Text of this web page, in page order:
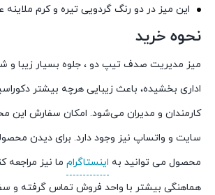
این میز در دو رنگ گردویی تیره و کرم
نحوه خرید
میز مدیریت صدف تیپ دو ، جلوه بسیار زیبا و
اداری بخشیده، باعث زیبایی هرچه بیشتر
کارمندان و مدیران می‌شود. امکان سفارش این
سایت و واتساپ نیز وجود دارد. برای دیدن
محصول می توانید به اینستاگرام ما نیز مراجعه
هماهنگی بیشتر با واحد فروش تماس گرفته و